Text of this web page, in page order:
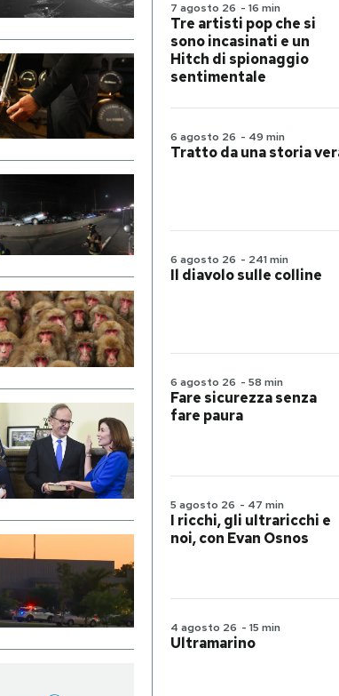
7 agosto 26 - 16 min
Tre artisti pop che si
sono incasinati e un
Hitch di spionaggio
sentimentale
6 agosto 26 - 49 min
Tratto da una storia
6 agosto 26 - 241 min
Il diavolo sulle colline
6 agosto 26 - 58 min
Fare sicurezza senza
fare paura
5 agosto 26 - 47 min
I ricchi, gli ultraricchi e
noi, con Evan Osnos
4 agosto 26 - 15 min
Ultramarino